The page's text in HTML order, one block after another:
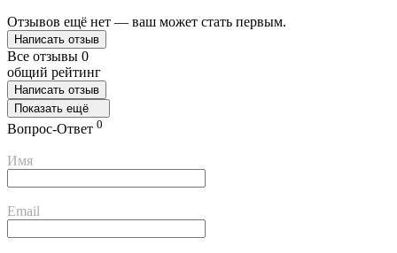
Отзывов ещё нет — ваш может стать первым.
Написать отзыв
Все отзывы 0
общий рейтинг
Написать отзыв
Показать ещё
Вопрос-Ответ 0
Имя
Email